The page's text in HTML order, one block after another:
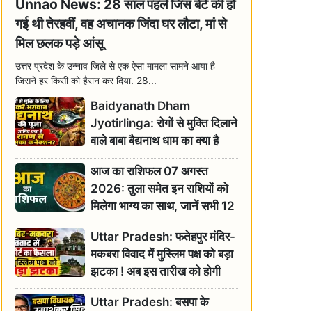
Unnao News: 28 साल पहले जिस बेटे की हो
गई थी तेरहवीं, वह अचानक जिंदा घर लौटा, मां से
मिल छलक पड़े आंसू
उत्तर प्रदेश के उन्नाव जिले से एक ऐसा मामला सामने आया है
जिसने हर किसी को हैरान कर दिया. 28...
Baidyanath Dham
Jyotirlinga: रोगों से मुक्ति दिलाने
वाले बाबा बैद्यनाथ धाम का क्या है
रावण से संबंध? जानिए ज्योतिर्लिंग की
महिमा
आज का राशिफल 07 अगस्त
2026: तुला समेत इन राशियों को
मिलेगा भाग्य का साथ, जानें सभी 12
राशियों का दैनिक भाग्यफल
Uttar Pradesh: फतेहपुर मंदिर-
मकबरा विवाद में मुस्लिम पक्ष को बड़ा
झटका ! अब इस तारीख को होगी
सुनवाई
Uttar Pradesh: बसपा के